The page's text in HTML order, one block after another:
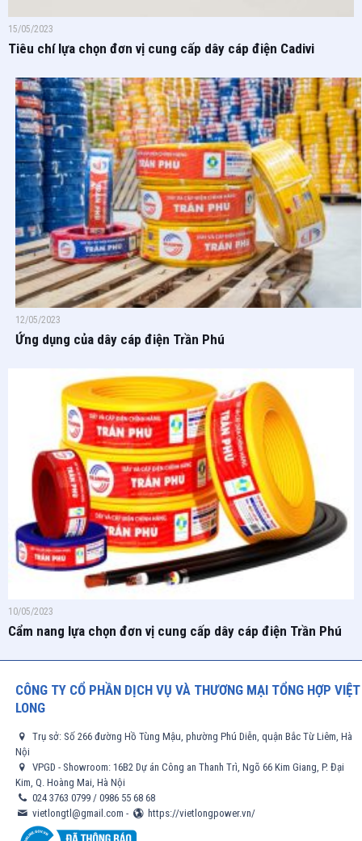
15/05/2023
Tiêu chí lựa chọn đơn vị cung cấp dây cáp điện Cadivi
12/05/2023
Ứng dụng của dây cáp điện Trần Phú
10/05/2023
Cẩm nang lựa chọn đơn vị cung cấp dây cáp điện Trần Phú
CÔNG TY CỔ PHẦN DỊCH VỤ VÀ THƯƠNG MẠI TỔNG HỢP VIỆT
LONG
Trụ sở: Số 266 đường Hồ Tùng Mậu, phường Phú Diễn, quận Bắc Từ Liêm, Hà
Nội
VPGD - Showroom: 16B2 Dự án Công an Thanh Trì, Ngõ 66 Kim Giang, P. Đại
Kim, Q. Hoàng Mai, Hà Nội
024 3763 0799/ 0986 55 68 68
vietlongtl@gmail.com - https://vietlongpower.vn/